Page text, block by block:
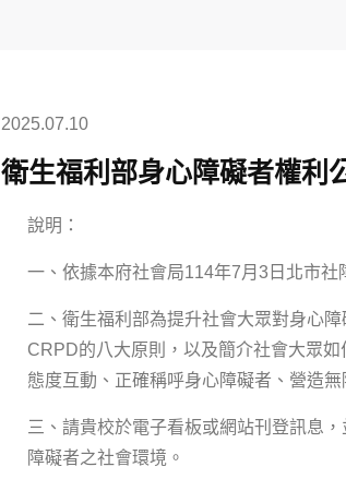
2025.07.10
衛生福利部身心障礙者權利
說明：
一、依據本府社會局114年7月3日北市社
二、衛生福利部為提升社會大眾對身心
CRPD的八大原則，以及簡介社會大眾
態度互動、正確稱呼身心障礙者、營造
三、請貴校於電子看板或網站刊登訊息
障礙者之社會環境。